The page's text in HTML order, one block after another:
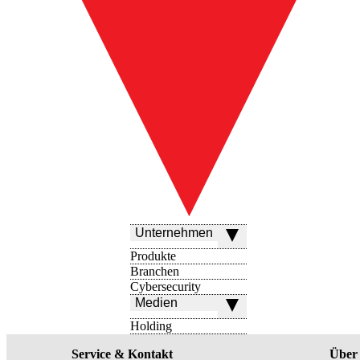
Unternehmen
Produkte
Branchen
Cybersecurity
Medien
Holding
Service & Kontakt Über